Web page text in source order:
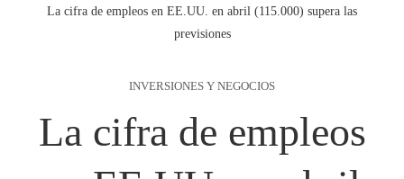
La cifra de empleos en EE.UU. en abril (115.000) supera las
previsiones
INVERSIONES Y NEGOCIOS
La cifra de empleos